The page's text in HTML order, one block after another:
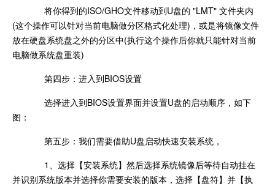
将你得到的ISO/GHO文件移动到U盘的 "LMT" 文件夹内
(这个操作可以针对当前电脑做分区格式化处理)，或是将镜像文件
放在硬盘系统盘之外的分区中(执行这个操作后你就只能针对当前
电脑做系统盘重装)
第四步：进入到BIOS设置
选择进入到BIOS设置界面并设置U盘的启动顺序，如下
图：
第五步：我们需要借助U盘启动快速安装系统，
1、选择【安装系统】然后选择系统镜像后等待自动挂在
并识别系统版本并选择你需要安装的版本，选择【盘符】并【执